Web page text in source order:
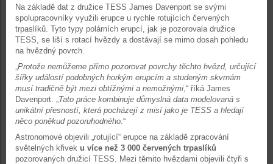
Na základě dat z družice TESS James Davenport se svými
spolupracovníky využili erupce u rychle rotujících červených
trpaslíků. Tyto typy polárních erupcí, jak je pozorovala družice
TESS, se liší s rotací hvězdy a dostávají se mimo dosah pohledu
na hvězdný povrch.
„Protože nemůžeme přímo pozorovat povrchy těchto hvězd, určující
šířky událostí podobných horkým erupcím a studeným skvrnám
musí tradičně být mezi obtížnými a nemožnými,“ říká James
Davenport. „Tato práce kombinuje důmyslná data modelovaná s
unikátní přesností, která pocházejí z misí jako je TESS a hledají
něco poněkud pozoruhodného.“
Astronomové objevili „rotující“ erupce na základě zpracování
světelných křivek u více než 3 000 červených trpaslíků
pozorovaných družicí TESS. Mezi těmito hvězdami objevili čtyři s